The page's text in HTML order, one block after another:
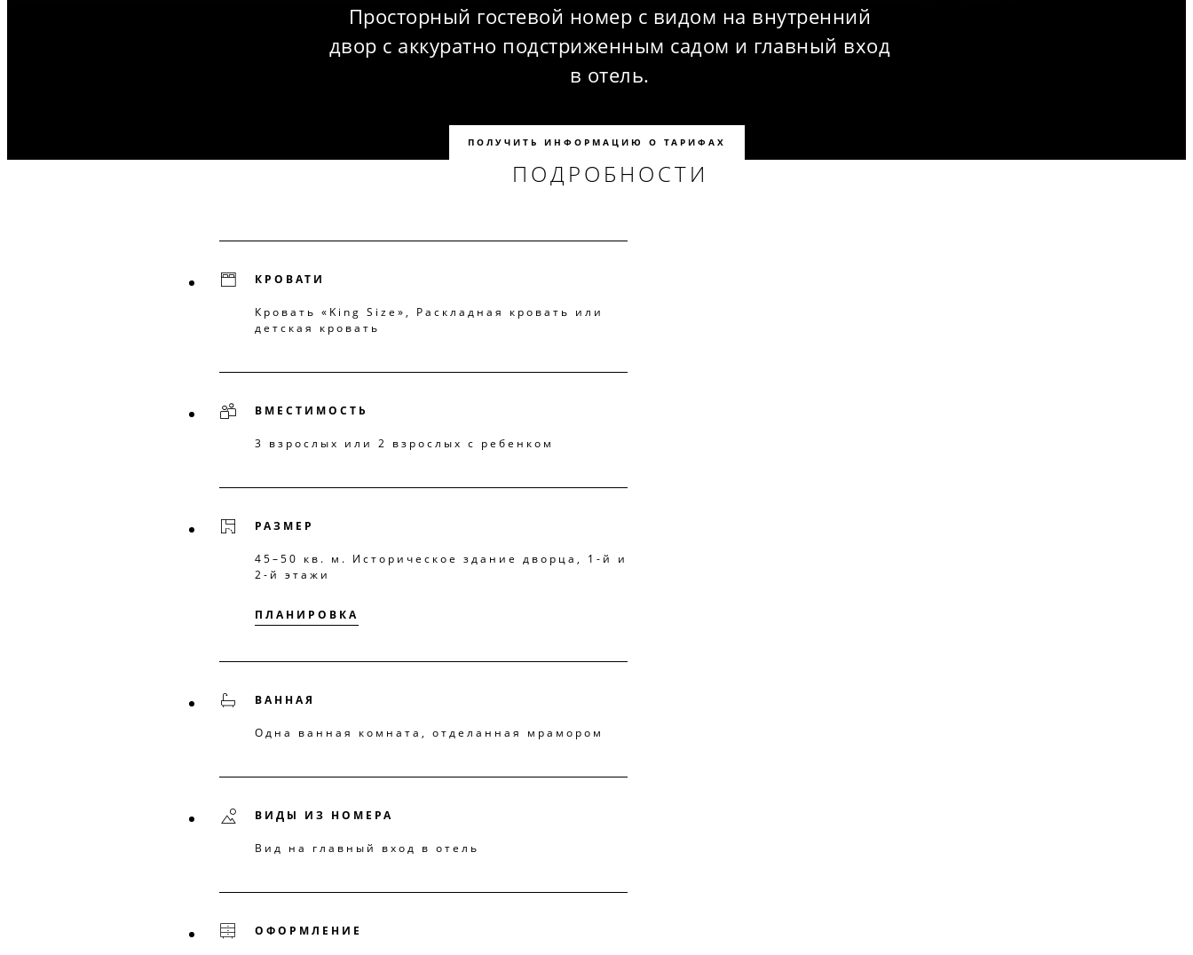
Просторный гостевой номер с видом на внутренний
двор с аккуратно подстриженным садом и главный вход
в отель.
ПОЛУЧИТЬ ИНФОРМАЦИЮ О ТАРИФАХ
ПОДРОБНОСТИ
КРОВАТИ
Кровать «King Size», Раскладная кровать или
детская кровать
ВМЕСТИМОСТЬ
3 взрослых или 2 взрослых с ребенком
РАЗМЕР
45–50 кв. м. Историческое здание дворца, 1-й и
2-й этажи
ПЛАНИРОВКА
ВАННАЯ
Одна ванная комната, отделанная мрамором
ВИДЫ ИЗ НОМЕРА
Вид на главный вход в отель
ОФОРМЛЕНИЕ